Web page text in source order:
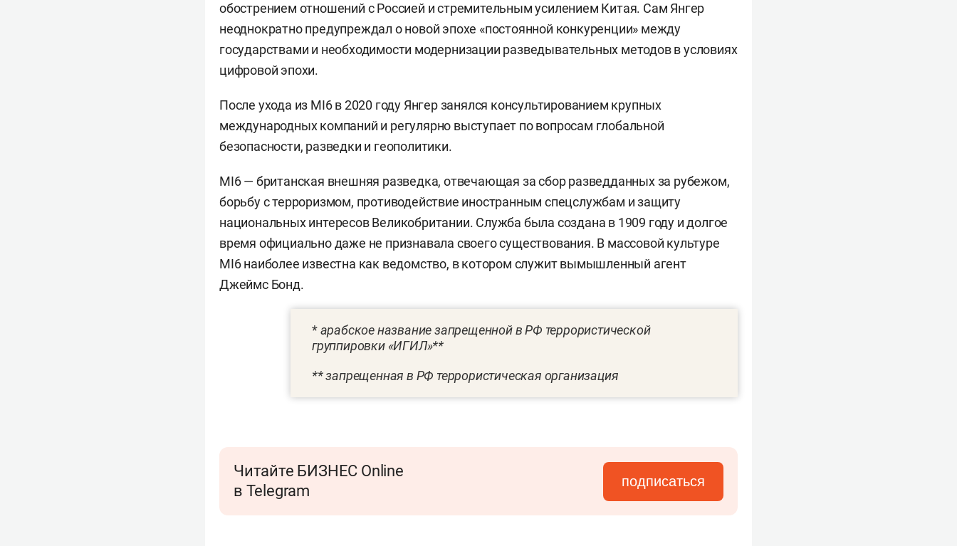
обострением отношений с Россией и стремительным усилением Китая. Сам Янгер
неоднократно предупреждал о новой эпохе «постоянной конкуренции» между
государствами и необходимости модернизации разведывательных методов в условиях
цифровой эпохи.
После ухода из MI6 в 2020 году Янгер занялся консультированием крупных
международных компаний и регулярно выступает по вопросам глобальной
безопасности, разведки и геополитики.
MI6 — британская внешняя разведка, отвечающая за сбор разведданных за рубежом,
борьбу с терроризмом, противодействие иностранным спецслужбам и защиту
национальных интересов Великобритании. Служба была создана в 1909 году и долгое
время официально даже не признавала своего существования. В массовой культуре
MI6 наиболее известна как ведомство, в котором служит вымышленный агент
Джеймс Бонд.
*арабское название запрещенной в РФ террористической
группировки «ИГИЛ»**
** запрещенная в РФ террористическая организация
Читайте БИЗНЕС Online
в Telegram
подписаться